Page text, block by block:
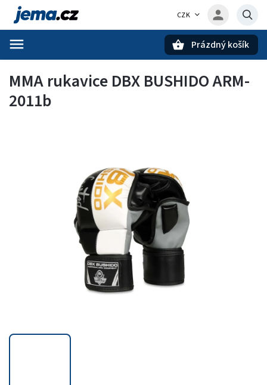
CZK
Prázdný košík
MMA rukavice DBX BUSHIDO ARM-
2011b